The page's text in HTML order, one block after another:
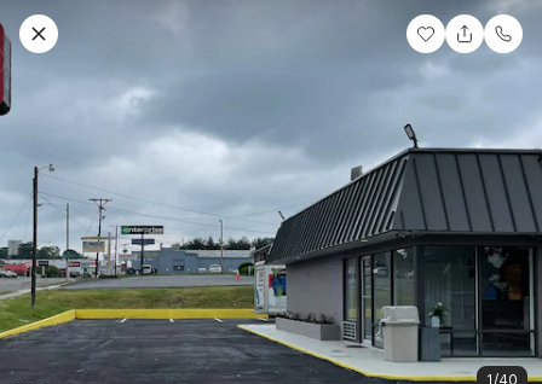
1/40